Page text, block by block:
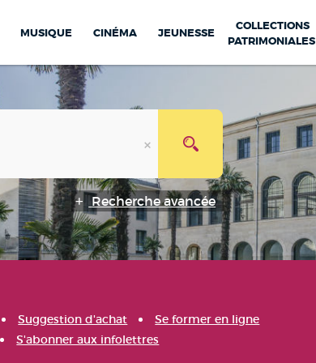
MUSIQUE CINÉMA JEUNESSE
COLLECTIONS
PATRIMONIALES
Recherche avancée
Suggestion d'achat
Se former en ligne
S'abonner aux infolettres